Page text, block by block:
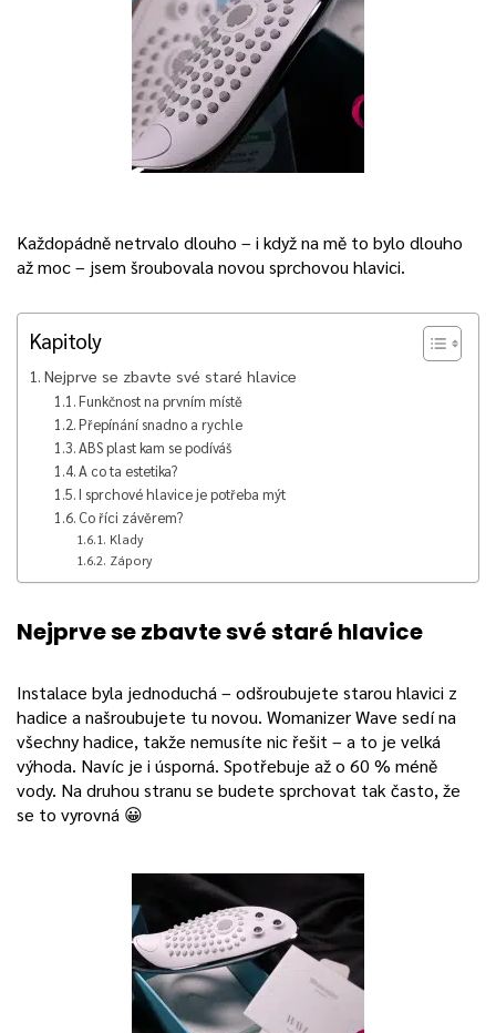
Každopádně netrvalo dlouho – i když na mě to bylo dlouho
až moc – jsem šroubovala novou sprchovou hlavici.
Kapitoly
Nejprve se zbavte své staré hlavice
Funkčnost na prvním místě
Přepínání snadno a rychle
ABS plast kam se podíváš
A co ta estetika?
I sprchové hlavice je potřeba mýt
Co říci závěrem?
Klady
Zápory
Nejprve se zbavte své staré hlavice
Instalace byla jednoduchá – odšroubujete starou hlavici z
hadice a našroubujete tu novou. Womanizer Wave sedí na
všechny hadice, takže nemusíte nic řešit – a to je velká
výhoda. Navíc je i úsporná. Spotřebuje až o 60 % méně
vody. Na druhou stranu se budete sprchovat tak často, že
se to vyrovná 😀